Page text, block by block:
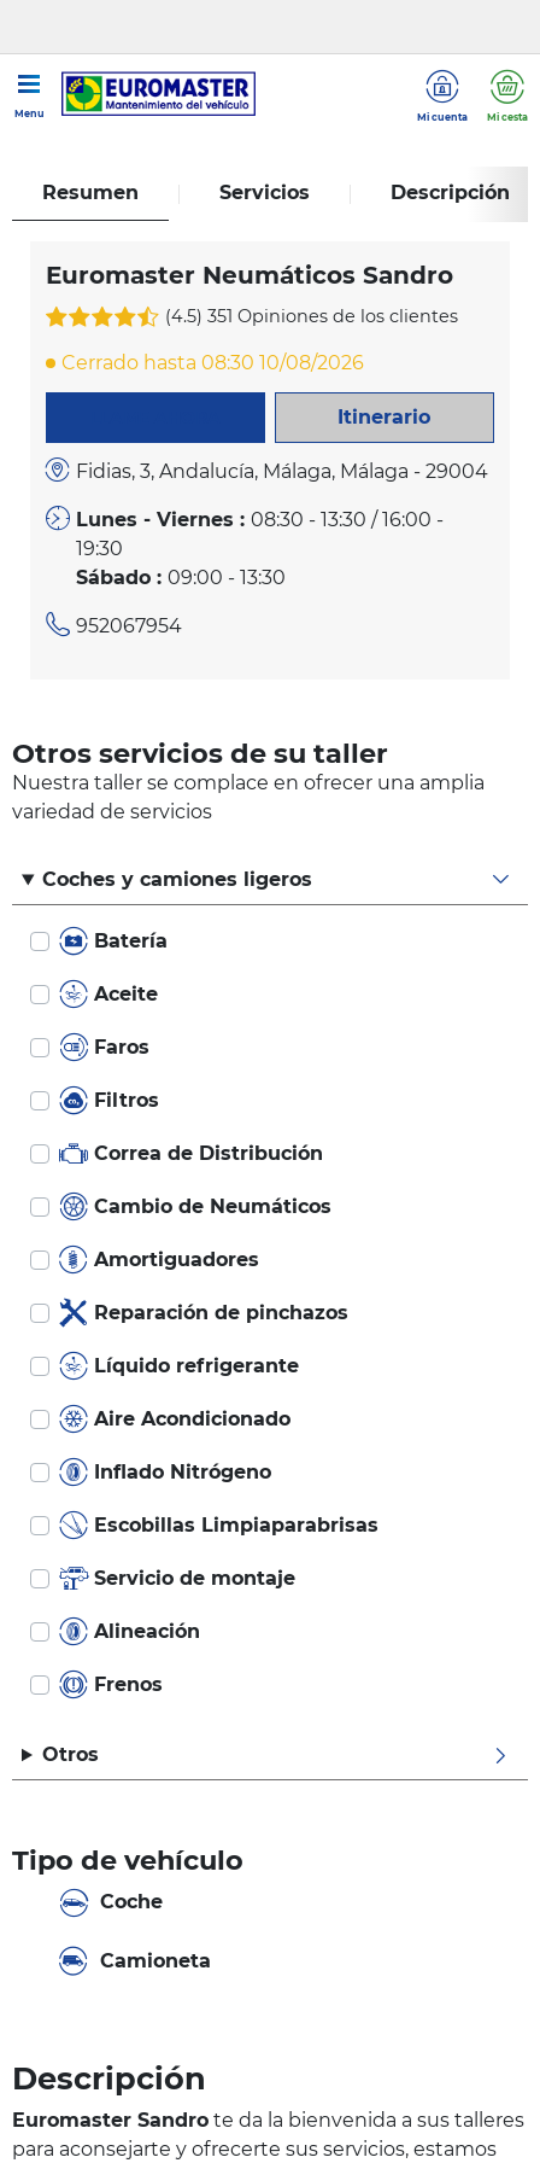
Menu Mi cuenta Mi cesta
Euromaster Neumáticos Sandro
Resumen Servicios Descripción
Euromaster Neumáticos Sandro
(4.5) 351 Opiniones de los clientes
Cerrado hasta 08:30 10/08/2026
Itinerario
Fidias, 3, Andalucía, Málaga, Málaga - 29004
Lunes - Viernes :08:30 - 13:30 / 16:00 -
19:30
Sábado :09:00 - 13:30
952067954
Otros servicios de su taller
Nuestra taller se complace en ofrecer una amplia
variedad de servicios
Coches y camiones ligeros
Batería
Aceite
Faros
Filtros
Correa de Distribución
Cambio de Neumáticos
Amortiguadores
Reparación de pinchazos
Líquido refrigerante
Aire Acondicionado
Inflado Nitrógeno
Escobillas Limpiaparabrisas
Servicio de montaje
Alineación
Frenos
Otros
Tipo de vehículo
Coche
Camioneta
Descripción
Euromaster Sandro te da la bienvenida a sus talleres
para aconsejarte y ofrecerte sus servicios, estamos